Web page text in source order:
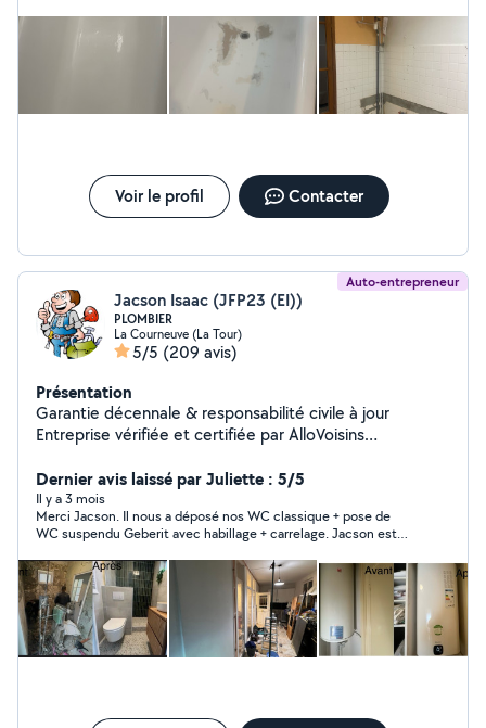
très raisonnable. Je recommande vivement !
Voir le profil Contacter
Auto-entrepreneur
Jacson Isaac (JFP23 (EI))
PLOMBIER
La Courneuve (La Tour)
5/5 (209 avis)
Présentation
Garantie décennale & responsabilité civile à jour
Entreprise vérifiée et certifiée par AlloVoisins
Dépannage & rénovation de salle de bain Dépannage
rapide : Recherche et réparation de fuites Débouchage
(furet électrique & haute pression) Remplacement de
WC, robinets et mécanismes de chasse d'eau Pose,
remplacement et entretien de chauffe-eaux électriques
Rénovation de salle de bain : Création ou rénovation
complète Installation de douche à l'italienne, baignoire
et WC suspendu Pose de meubles vasques et
robinetterie Plomberie complète et finitions soignées
demande privée. Sinon, je ne pourrai pas vous répondre.
Dernier avis laissé par Juliette : 5/5
Il y a 3 mois
Merci Jacson. Il nous a déposé nos WC classique + pose de
WC suspendu Geberit avec habillage + carrelage. Jacson est